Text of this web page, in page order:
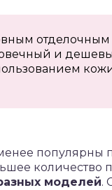
отделочным
и
популярны
количество
моделей.